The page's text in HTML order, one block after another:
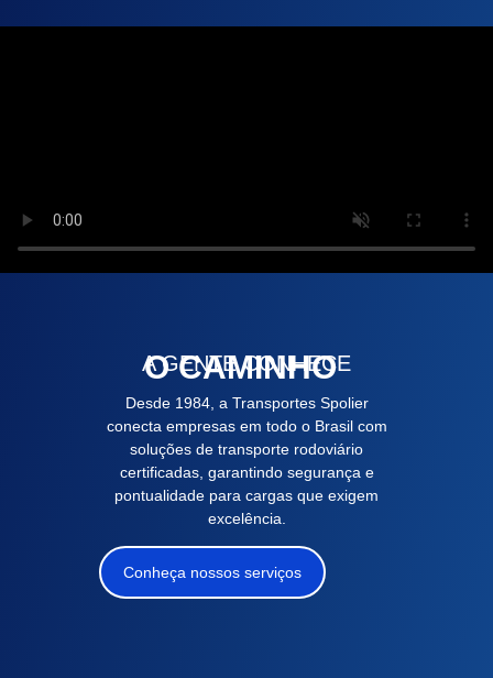
A GENTE CONHECE
O CAMINHO
Desde 1984, a Transportes Spolier
conecta empresas em todo o Brasil com
soluções de transporte rodoviário
certificadas, garantindo segurança e
pontualidade para cargas que exigem
excelência.
Conheça nossos serviços